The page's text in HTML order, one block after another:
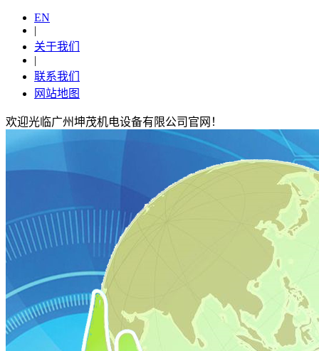
EN
|
关于我们
|
联系我们
网站地图
欢迎光临广州坤茂机电设备有限公司官网！